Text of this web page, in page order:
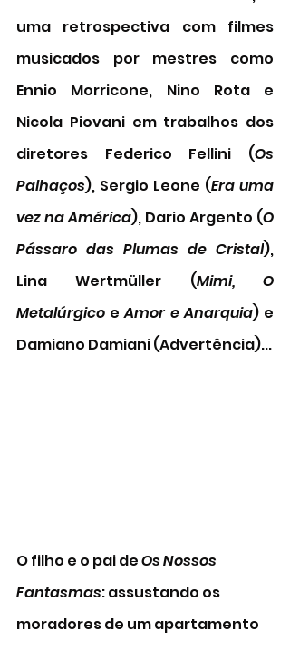
uma retrospectiva com filmes
musicados por mestres como
Ennio Morricone, Nino Rota e
Nicola Piovani em trabalhos dos
diretores Federico Fellini (Os
Palhaços), Sergio Leone (Era uma
vez na América), Dario Argento (O
Pássaro das Plumas de Cristal),
Lina Wertmüller (Mimi, O
Metalúrgico e Amor e Anarquia) e
Damiano Damiani (Advertência)...
O filho e o pai de Os Nossos
Fantasmas: assustando os
moradores de um apartamento